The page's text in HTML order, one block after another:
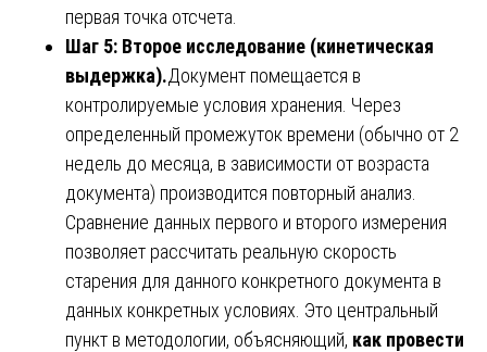
первая точка отсчета.
Шаг 5: Второе исследование (кинетическая
выдержка).Документ помещается в
контролируемые условия хранения. Через
определенный промежуток времени (обычно от 2
недель до месяца, в зависимости от возраста
документа) производится повторный анализ.
Сравнение данных первого и второго измерения
позволяет рассчитать реальную скорость
старения для данного конкретного документа в
данных конкретных условиях. Это центральный
пункт в методологии, объясняющий, как провести